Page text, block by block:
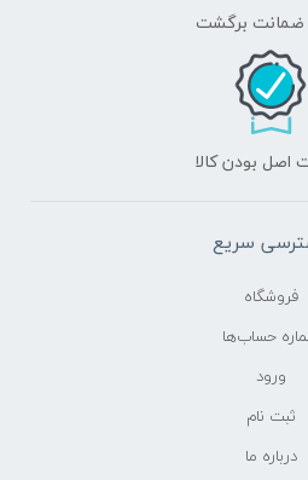
اصل بودن کالا
سریع
فروشگاه
حساب‌ها
ورود
ثبت نام
درباره ما